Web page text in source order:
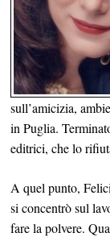
sull’amicizia,
in Puglia.
editrici, che lo
A quel punto,
si concentrò sul
fare la polvere.